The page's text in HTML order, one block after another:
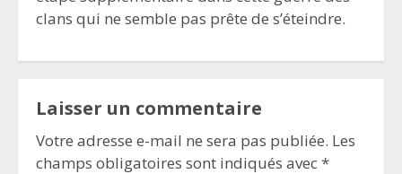
clans qui ne semble pas prête de s’éteindre.
Laisser un commentaire
Votre adresse e-mail ne sera pas publiée. Les
champs obligatoires sont indiqués avec*